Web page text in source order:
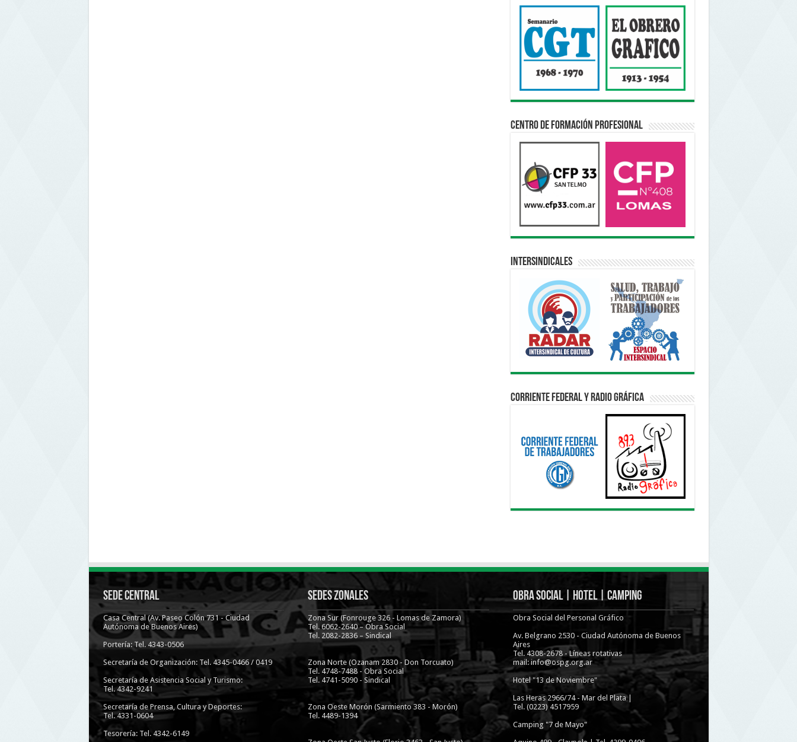
Centro de Formación Profesional
Intersindicales
Corriente Federal y Radio Gráfica
Sede Central
Casa Central (Av. Paseo Colón 731 - Ciudad
Autónoma de Buenos Aires)
Portería: Tel. 4343-0506
Secretaría de Organización: Tel. 4345-0466 / 0419
Secretaría de Asistencia Social y Turismo:
Tel. 4342-9241
Secretaría de Prensa, Cultura y Deportes:
Tel. 4331-0604
Tesorería: Tel. 4342-6149
Sedes Zonales
Zona Sur (Fonrouge 326 - Lomas de Zamora)
Tel. 6062-2640 – Obra Social
Tel. 2082-2836 – Sindical
Zona Norte (Ozanam 2830 - Don Torcuato)
Tel. 4748-7488 - Obra Social
Tel. 4741-5090 - Sindical
Zona Oeste Morón (Sarmiento 383 - Morón)
Tel. 4489-1394
Obra Social | Hotel | Camping
Obra Social del Personal Gráfico
Av. Belgrano 2530 - Ciudad Autónoma de Buenos
Aires
Tel. 4308-2678 - Líneas rotativas
mail: info@ospg.org.ar
Hotel "13 de Noviembre"
Las Heras 2966/74 - Mar del Plata |
Tel. (0223) 4517959
Camping "7 de Mayo"